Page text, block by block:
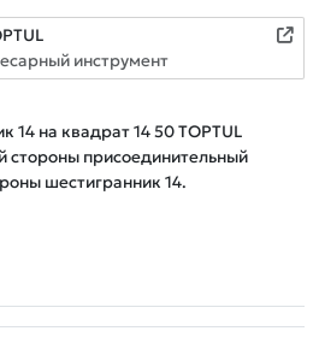
инструмент
14 на квадрат 14 50 TOPTUL
стороны присоединительный